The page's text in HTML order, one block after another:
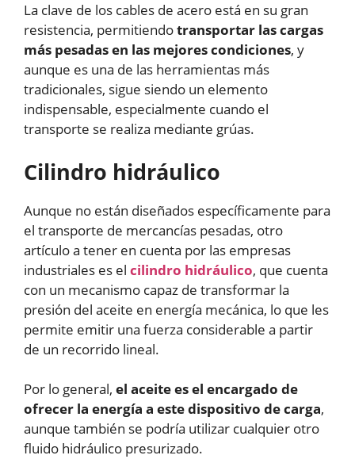
La clave de los cables de acero está en su gran
resistencia, permitiendotransportar las cargas
más pesadas en las mejores condiciones, y
aunque es una de las herramientas más
tradicionales, sigue siendo un elemento
indispensable, especialmente cuando el
transporte se realiza mediante grúas.
Cilindro hidráulico
Aunque no están diseñados específicamente para
el transporte de mercancías pesadas, otro
artículo a tener en cuenta por las empresas
industriales es el cilindro hidráulico, que cuenta
con un mecanismo capaz de transformar la
presión del aceite en energía mecánica, lo que les
permite emitir una fuerza considerable a partir
de un recorrido lineal.
Por lo general, el aceite es el encargado de
ofrecer la energía a este dispositivo de carga,
aunque también se podría utilizar cualquier otro
fluido hidráulico presurizado.